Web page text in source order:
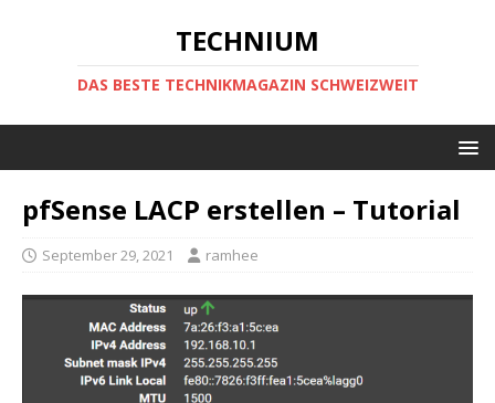
TECHNIUM
DAS BESTE TECHNIKMAGAZIN SCHWEIZWEIT
pfSense LACP erstellen – Tutorial
September 29, 2021 ramhee